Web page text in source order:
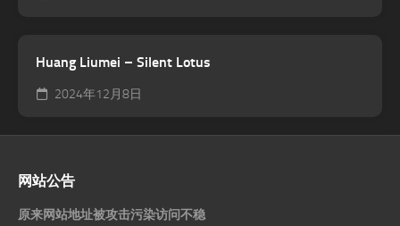
Huang Liumei – Silent Lotus
2024年12月8日
网站公告
原来网站地址被攻击污染访问不稳